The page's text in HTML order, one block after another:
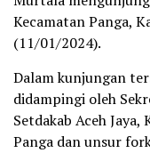
Kecamatan Panga,
(11/01/2024).
Dalam kunjungan
didampingi oleh
Setdakab Aceh
Panga dan unsur